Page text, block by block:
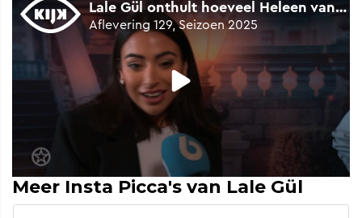
Meer Insta Picca's van Lale Gül